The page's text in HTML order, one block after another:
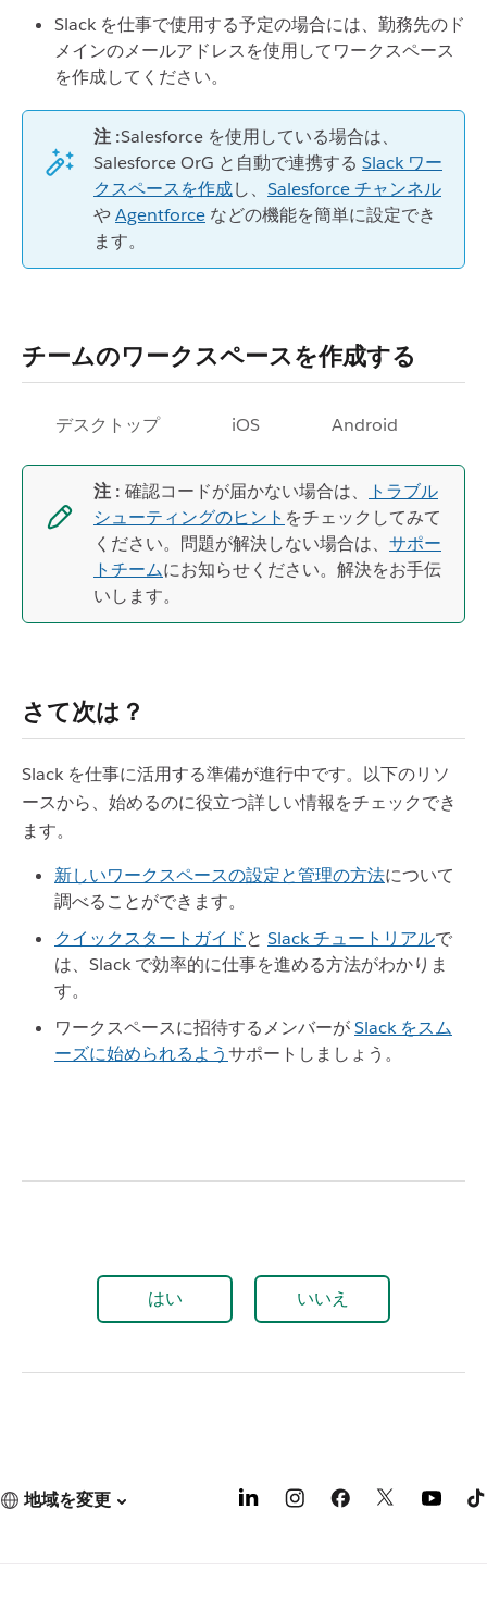
Slack を仕事で使用する予定の場合には、勤務先のド
メインのメールアドレスを使用してワークスペース
を作成してください。
注 :Salesforce を使用している場合は、
Salesforce OrG と自動で連携する Slack ワー
クスペースを作成し、 Salesforce チャンネル
やAgentforce などの機能を簡単に設定でき
ます。
チームのワークスペースを作成する
デスクトップ iOS Android
注 : 確認コードが届かない場合は、
トラブル
シューティングのヒント をチェックしてみて
ください。問題が解決しない場合は、 サポー
トチームにお知らせください。解決をお手伝
いします。
さて次は？
Slack を仕事に活用する準備が進行中です。以下のリソ
ースから、始めるのに役立つ詳しい情報をチェックでき
ます。
新しいワークスペースの設定と管理の方法について
調べることができます。
クイックスタートガイドと Slack チュートリアルで
は、Slack で効率的に仕事を進める方法がわかりま
す。
ワークスペースに招待するメンバーがSlack をスム
ーズに始められるようサポートしましょう。
はい いいえ
地域を変更